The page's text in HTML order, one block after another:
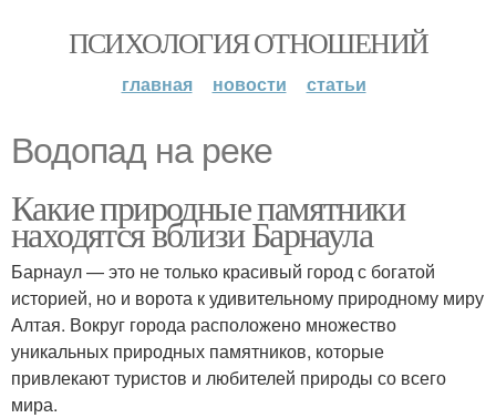
ПСИХОЛОГИЯ ОТНОШЕНИЙ
главная новости статьи
Водопад на реке
Какие природные памятники
находятся вблизи Барнаула
Барнаул — это не только красивый город с богатой
историей, но и ворота к удивительному природному миру
Алтая. Вокруг города расположено множество
уникальных природных памятников, которые
привлекают туристов и любителей природы со всего
мира.